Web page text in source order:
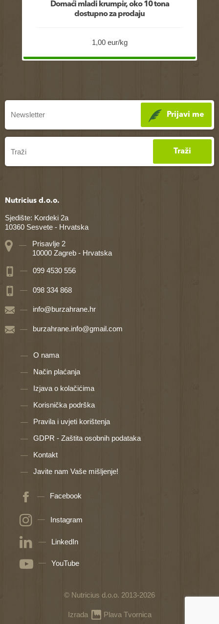
Domaći mladi krumpir, oko 10 tona
dostupno za prodaju
1,00 eur/kg
Prijavi me
Traži
Nutricius d.o.o.
Sjedište: Kordeki 2a
10360 Sesvete - Hrvatska
Prisavlje 2
10000 Zagreb - Hrvatska
099 4530 556
098 334 868
info@burzahrane.hr
burzahrane.info@gmail.com
O nama
Način plaćanja
Izjava o kolačićima
Korisnička podrška
Pravila i uvjeti korištenja
GDPR - Zaštita osobnih podataka
Kontakt
Javite nam Vaše mišljenje!
Facebook
Instagram
LinkedIn
YouTube
© Nutricius d.o.o. 2013-2026
Izrada Plava Tvornica